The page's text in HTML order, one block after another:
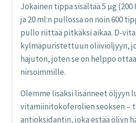
Jokainen tippa sisältää 5 µg
ja 20 ml:n pullossa on noin 600
pullo riittää pitkäksi aikaa. D-
kylmäpuristettuun oliiviöljyyn,
hajuton, joten se on helppo
nirsoimmille.
Olemme lisäksi lisänneet öljyyn
vitamiinitokoferolien seoksen –
antioksidantin, joka estää öljyn